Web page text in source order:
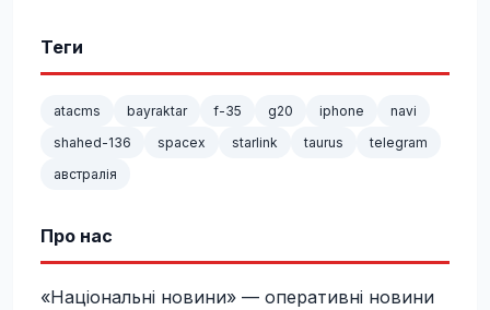
Теги
atacms bayraktar f-35 g20 iphone
navi
shahed-136
spacex starlink taurus
telegram
австралія
Про нас
«Національні новини» — оперативні новини